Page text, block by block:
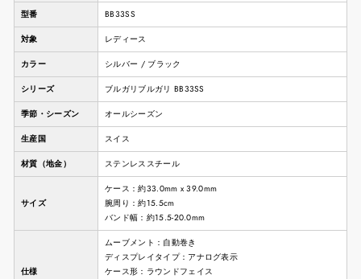
型番 BB33SS
対象 レディース
カラー シルバー / ブラック
シリーズ ブルガリブルガリ BB33SS
季節・シーズン オールシーズン
生産国 スイス
材質（地金） ステンレススチール
サイズ
ケース：約33.0mm x 39.0mm
腕周り：約15.5cm
バンド幅：約15.5-20.0mm
仕様
ムーブメント：自動巻き
ディスプレイタイプ：アナログ表示
ケース形：ラウンドフェイス